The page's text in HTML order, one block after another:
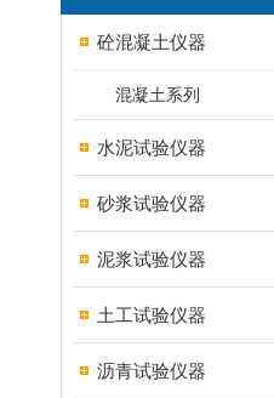
砼混凝土仪器
混凝土系列
水泥试验仪器
砂浆试验仪器
泥浆试验仪器
土工试验仪器
沥青试验仪器